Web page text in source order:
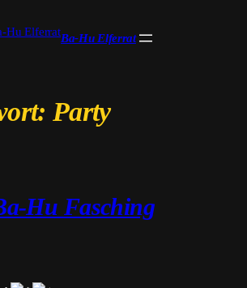
Ba-Hu Elferrat
Party
Hu Fasching